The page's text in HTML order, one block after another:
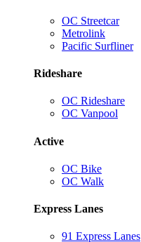
OC Streetcar
Metrolink
Pacific Surfliner
Rideshare
OC Rideshare
OC Vanpool
Active
OC Bike
OC Walk
Express Lanes
91 Express Lanes